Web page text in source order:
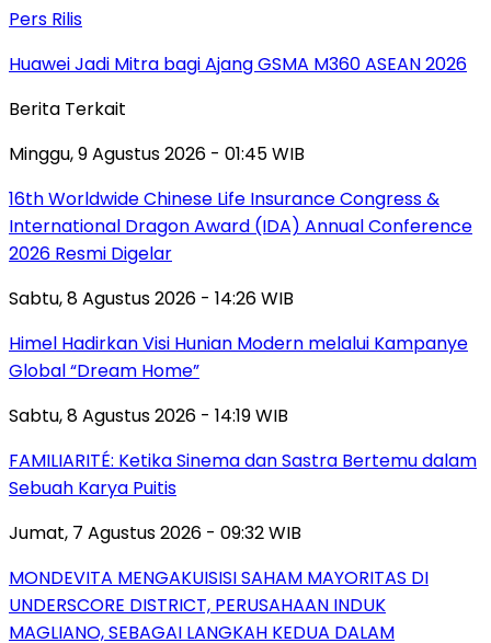
Pers Rilis
Huawei Jadi Mitra bagi Ajang GSMA M360 ASEAN 2026
Berita Terkait
Minggu, 9 Agustus 2026 - 01:45 WIB
16th Worldwide Chinese Life Insurance Congress &
International Dragon Award (IDA) Annual Conference
2026 Resmi Digelar
Sabtu, 8 Agustus 2026 - 14:26 WIB
Himel Hadirkan Visi Hunian Modern melalui Kampanye
Global “Dream Home”
Sabtu, 8 Agustus 2026 - 14:19 WIB
FAMILIARITÉ: Ketika Sinema dan Sastra Bertemu dalam
Sebuah Karya Puitis
Jumat, 7 Agustus 2026 - 09:32 WIB
MONDEVITA MENGAKUISISI SAHAM MAYORITAS DI
UNDERSCORE DISTRICT, PERUSAHAAN INDUK
MAGLIANO, SEBAGAI LANGKAH KEDUA DALAM